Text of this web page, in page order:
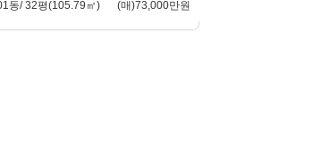
동/ 32평(105.79㎡) (매)73,000만원